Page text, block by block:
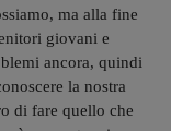
ma alla fine
giovani e
ancora, quindi
la nostra
di fare quello che